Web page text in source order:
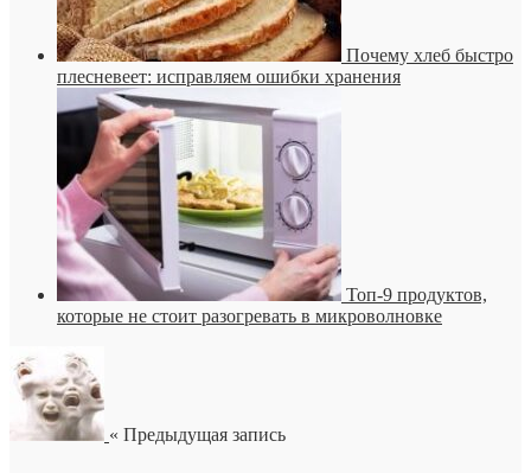
Почему хлеб быстро
плесневеет: исправляем ошибки хранения
Топ-9 продуктов,
которые не стоит разогревать в микроволновке
« Предыдущая запись